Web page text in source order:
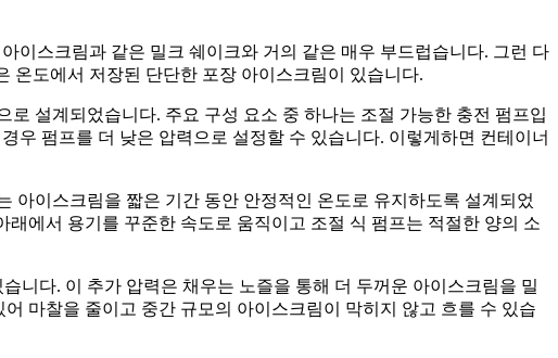
이스크림과 같은 밀크 쉐이크와 거의 같은 매우 부드럽습니다. 그런 다
온도에서 저장된 단단한 포장 아이스크림이 있습니다.
설계되었습니다. 주요 구성 요소 중 하나는 조절 가능한 충전 펌프입
우 펌프를 더 낮은 압력으로 설정할 수 있습니다. 이렇게하면 컨테이너
아이스크림을 짧은 기간 동안 안정적인 온도로 유지하도록 설계되었
에서 용기를 꾸준한 속도로 움직이고 조절 식 펌프는 적절한 양의 소
니다. 이 추가 압력은 채우는 노즐을 통해 더 두꺼운 아이스크림을 밀
마찰을 줄이고 중간 규모의 아이스크림이 막히지 않고 흐를 수 있습